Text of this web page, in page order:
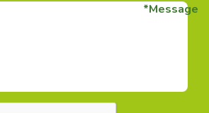
Message